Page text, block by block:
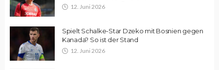
12. Juni 2026
Spielt Schalke-Star Dzeko mit Bosnien gegen
Kanada? So ist der Stand
12. Juni 2026